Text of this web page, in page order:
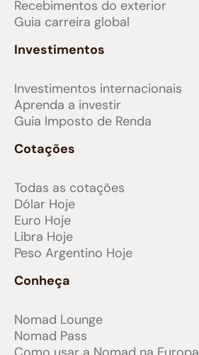
Recebimentos do exterior
Guia carreira global
Investimentos
Investimentos internacionais
Aprenda a investir
Guia Imposto de Renda
Cotações
Todas as cotações
Dólar Hoje
Euro Hoje
Libra Hoje
Peso Argentino Hoje
Conheça
Nomad Lounge
Nomad Pass